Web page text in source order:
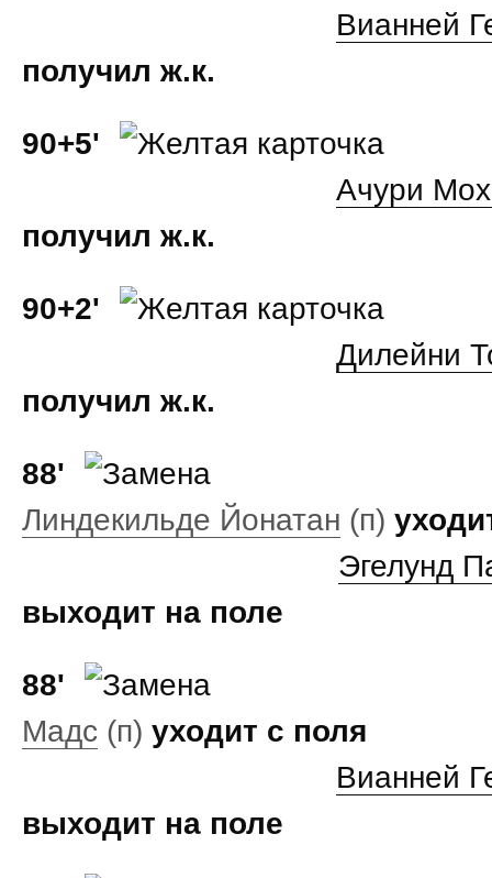
Вианней
получил ж.к.
90+5'
Ачури
получил ж.к.
90+2'
Дилейни
получил ж.к.
88'
Линдекильде Йонатан (п)
Эгелунд
выходит на поле
88'
Мадс (п) уходит с поля
Вианней
выходит на поле